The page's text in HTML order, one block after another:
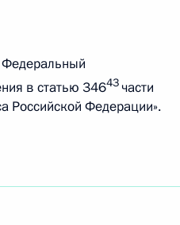
Федеральный
в статью 34643 части
Российской Федерации».